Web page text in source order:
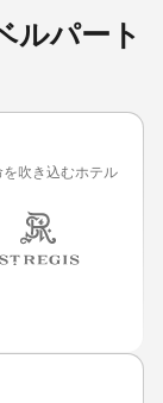
ルパート
吹き込むホテル